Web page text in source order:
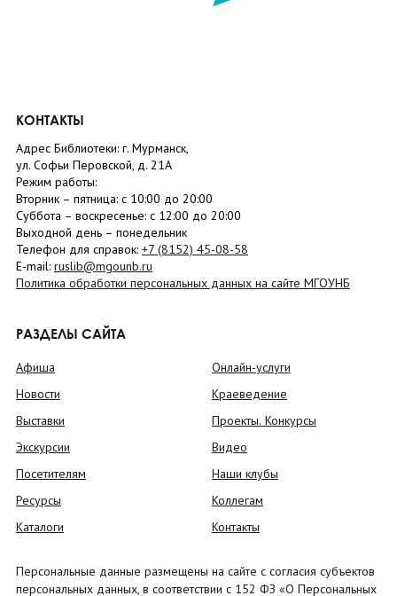
КОНТАКТЫ
Адрес Библиотеки: г. Мурманск,
ул. Софьи Перовской, д. 21А
Режим работы:
Вторник – пятница: с 10:00 до 20:00
Суббота – воскресенье: c 12:00 до 20:00
Выходной день – понедельник
Телефон для справок: +7 (8152) 45-08-58
E-mail: ruslib@mgounb.ru
Политика обработки персональных данных на сайте МГОУНБ
РАЗДЕЛЫ САЙТА
Афиша
Новости
Выставки
Экскурсии
Посетителям
Ресурсы
Каталоги
Онлайн-услуги
Краеведение
Проекты. Конкурсы
Видео
Наши клубы
Коллегам
Контакты
Персональные данные размещены на сайте с согласия субъектов
персональных данных, в соответствии с 152 ФЗ «О Персональных